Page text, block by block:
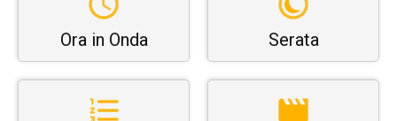
Ora in Onda Serata